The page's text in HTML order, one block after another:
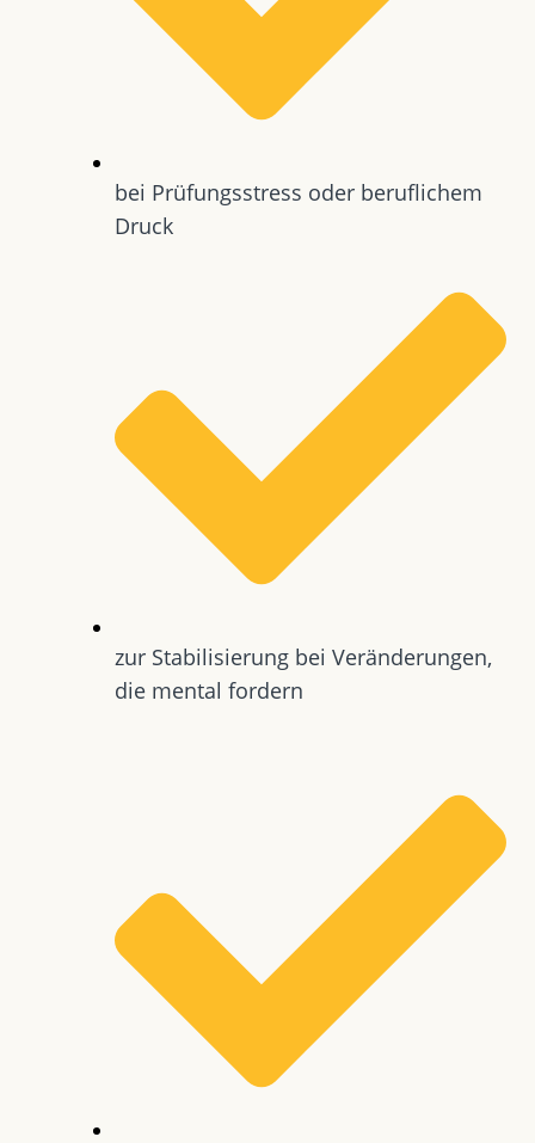
bei Prüfungsstress oder beruflichem
Druck
zur Stabilisierung bei Veränderungen,
die mental fordern